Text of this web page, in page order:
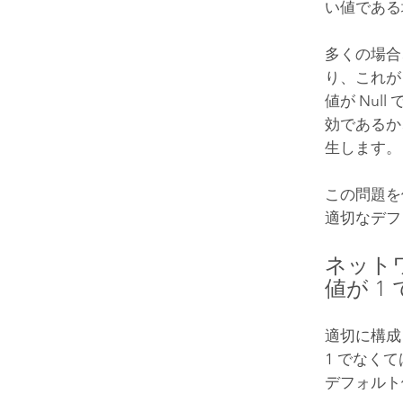
い値であ
多くの場
り、これ
値が Null
効である
生します。
この問題
適切なデ
ネット
値が 1
適切に構
1 でなく
デフォル